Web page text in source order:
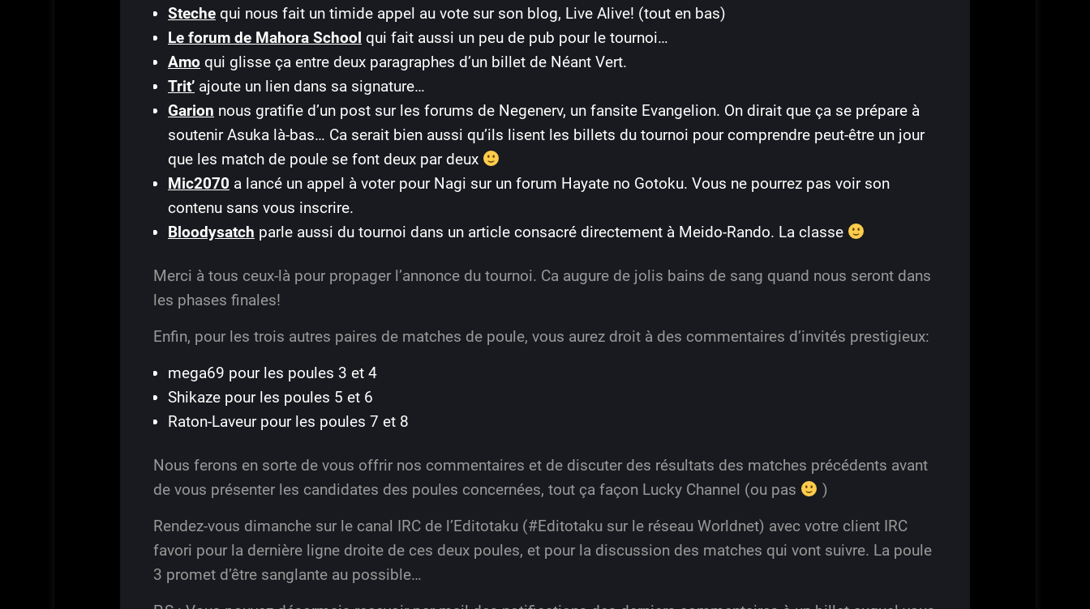
Steche qui nous fait un timide appel au vote sur son blog, Live Alive! (tout en bas)
Le forum de Mahora School qui fait aussi un peu de pub pour le tournoi…
Amo qui glisse ça entre deux paragraphes d’un billet de Néant Vert.
Trit’ ajoute un lien dans sa signature…
Garion nous gratifie d’un post sur les forums de Negenerv, un fansite Evangelion. On dirait que ça se prépare à
soutenir Asuka là-bas… Ca serait bien aussi qu’ils lisent les billets du tournoi pour comprendre peut-être un jour
que les match de poule se font deux par deux
Mic2070 a lancé un appel à voter pour Nagi sur un forum Hayate no Gotoku. Vous ne pourrez pas voir son
contenu sans vous inscrire.
Bloodysatch parle aussi du tournoi dans un article consacré directement à Meido-Rando. La classe
Merci à tous ceux-là pour propager l’annonce du tournoi. Ca augure de jolis bains de sang quand nous seront dans
les phases finales!
Enfin, pour les trois autres paires de matches de poule, vous aurez droit à des commentaires d’invités prestigieux:
mega69 pour les poules 3 et 4
Shikaze pour les poules 5 et 6
Raton-Laveur pour les poules 7 et 8
Nous ferons en sorte de vous offrir nos commentaires et de discuter des résultats des matches précédents avant
de vous présenter les candidates des poules concernées, tout ça façon Lucky Channel (ou pas
)
Rendez-vous dimanche sur le canal IRC de l’Editotaku (#Editotaku sur le réseau Worldnet) avec votre client IRC
favori pour la dernière ligne droite de ces deux poules, et pour la discussion des matches qui vont suivre. La poule
3 promet d’être sanglante au possible…